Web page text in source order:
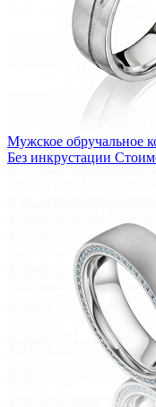
Мужское обручальное
Без инкрустации